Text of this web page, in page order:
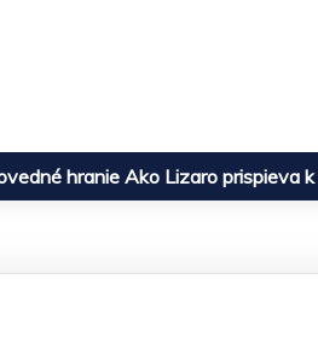
hranie Ako Lizaro prispieva